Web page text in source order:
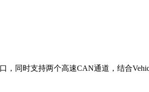
，同时支持两个高速CAN通道，结合